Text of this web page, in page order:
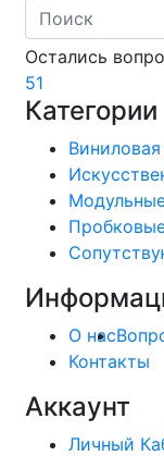
Search
Остались
51
Категории
Виниловая
О нас
Контакты
Аккаунт
Личный